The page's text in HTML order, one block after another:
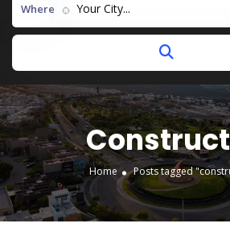
Where Your City...
Home Posts tagged